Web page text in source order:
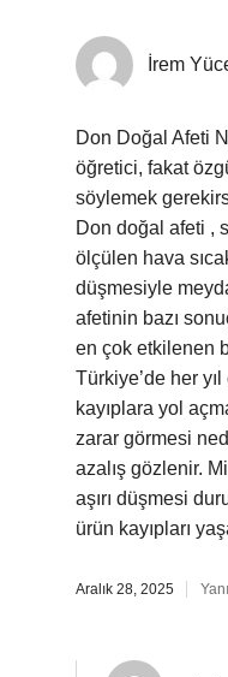
İrem
Don Doğal Afeti
öğretici, fakat
söylemek
Don doğal afeti ,
ölçülen hava
düşmesiyle
afetinin bazı
en çok etkilenen
Türkiye’de her
kayıplara yol
zarar görmesi
azalış gözlenir.
aşırı düşmesi
ürün kayıpları
Aralık 28, 2025